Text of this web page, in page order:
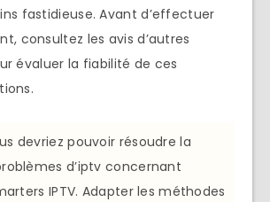
fastidieuse. Avant d’effectuer
consultez les avis d’autres
évaluer la fiabilité de ces
devriez pouvoir résoudre la
d’iptv concernant
IPTV. Adapter les méthodes